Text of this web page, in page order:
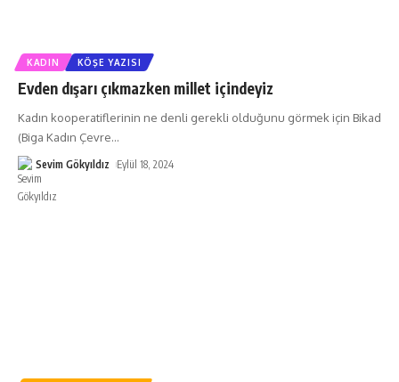
KADIN KÖŞE YAZISI
Evden dışarı çıkmazken millet içindeyiz
Kadın kooperatiflerinin ne denli gerekli olduğunu görmek için Bikad
(Biga Kadın Çevre…
Sevim Gökyıldız Eylül 18, 2024